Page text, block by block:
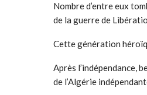
Nombre d’entre eux
de la guerre de
Cette génération
Après l’indépendance,
de l’Algérie